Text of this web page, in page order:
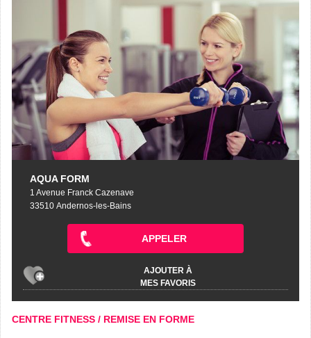
AQUA FORM
1 Avenue Franck Cazenave
33510 Andernos-les-Bains
APPELER
AJOUTER À
MES FAVORIS
CENTRE FITNESS / REMISE EN FORME